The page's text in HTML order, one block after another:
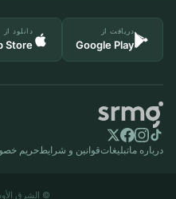
دریافت از
Google Play
دانلود از
Store
درباره ماتبلیغاتقوانین و شرایطحریم
© الشرق